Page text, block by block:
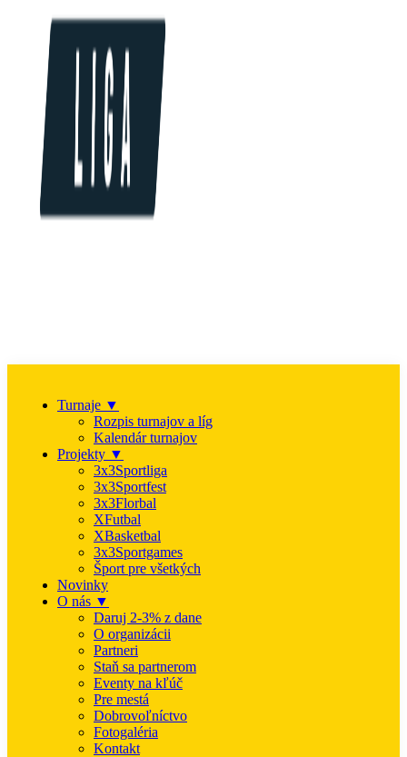
Turnaje ▼
Rozpis turnajov a líg
Kalendár turnajov
Projekty ▼
3x3Sportliga
3x3Sportfest
3x3Florbal
XFutbal
XBasketbal
3x3Sportgames
Šport pre všetkých
Novinky
O nás ▼
Daruj 2-3% z dane
O organizácii
Partneri
Staň sa partnerom
Eventy na kľúč
Pre mestá
Dobrovoľníctvo
Fotogaléria
Kontakt